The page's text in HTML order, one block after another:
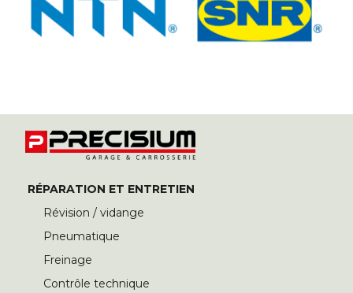
RÉPARATION ET ENTRETIEN
Révision / vidange
Pneumatique
Freinage
Contrôle technique